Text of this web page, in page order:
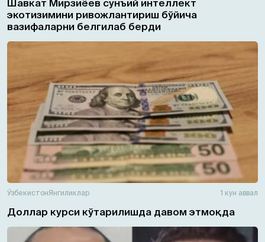
Шавкат Мирзиёев сунъий интеллект
экотизимини ривожлантириш бўйича
вазифаларни белгилаб берди
ЎзбекистонЯнгиликлар 1 кун аввал
Доллар курси кўтарилишда давом этмоқда